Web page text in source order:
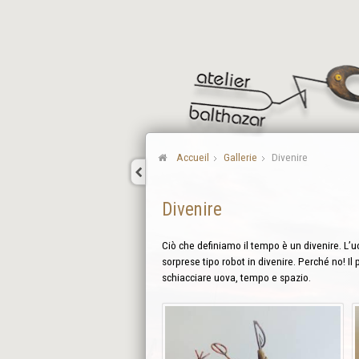
Accueil Gallerie Divenire
Divenire
Ciò che definiamo il tempo è un divenire.
sorprese tipo robot in divenire. Perché no!
schiacciare uova, tempo e spazio.